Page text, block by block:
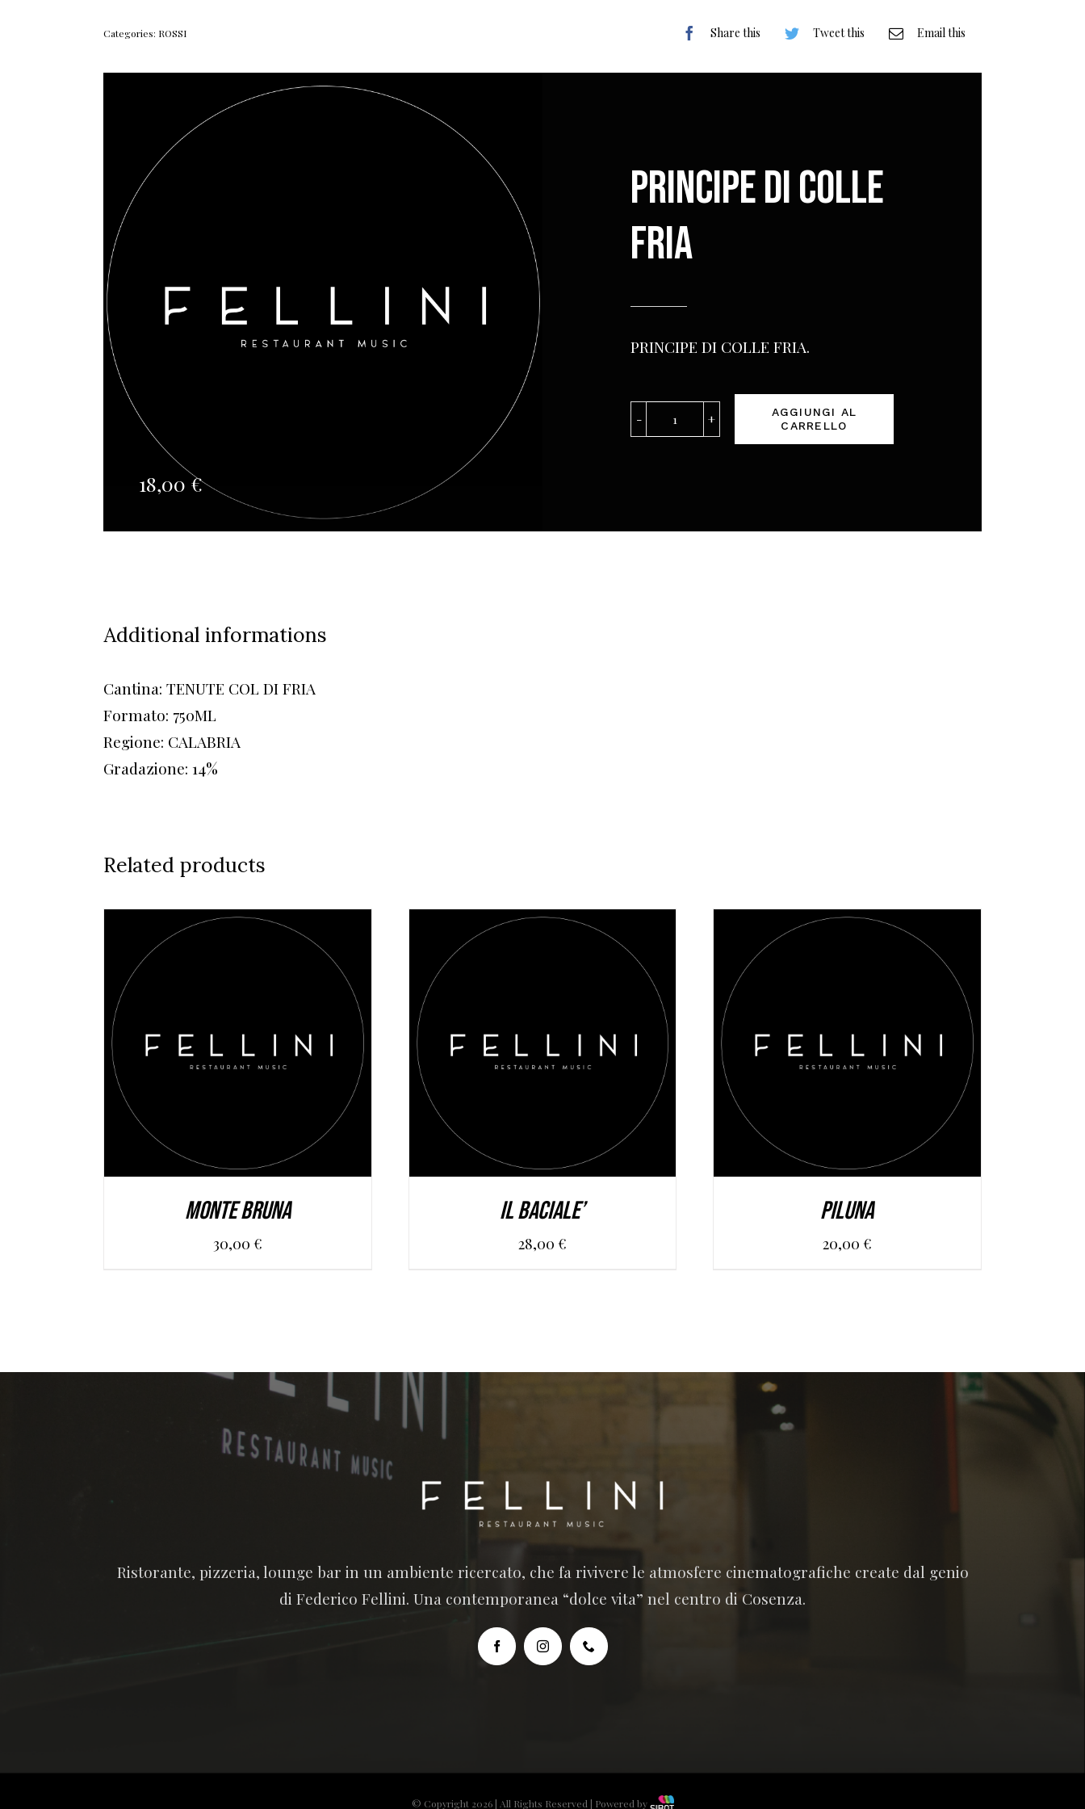
Categories: ROSSI Share this Tweet this Email this
18,00 €
PRINCIPE DI COLLE
FRIA
PRINCIPE DI COLLE FRIA.
PRINCIPE
AGGIUNGI AL
CARRELLO
Additional informations
Cantina: TENUTE COL DI FRIA
Formato: 750ML
Regione: CALABRIA
Gradazione: 14%
Related products
AGGIUNGI AL CARRELLO DETAILS
MONTE BRUNA
30,00€
AGGIUNGI AL CARRELLO DETAILS
IL BACIALE’
28,00 €
AGGIUNGI AL CARRELLO DETAILS
PILUNA
20,00 €
Ristorante, pizzeria, lounge bar in un ambiente ricercato, che fa rivivere le atmosfere cinematografiche create dal genio
di Federico Fellini. Una contemporanea “dolce vita” nel centro di Cosenza.
© Copyright 2026 | All Rights Reserved | Powered by